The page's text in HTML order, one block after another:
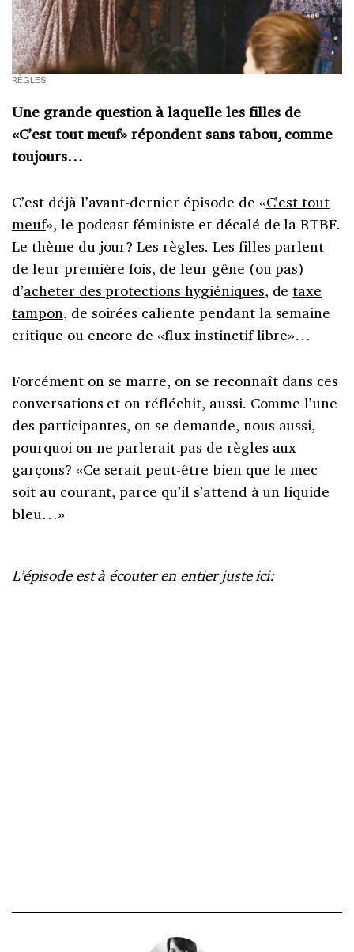
RÈGLES
Une grande question à laquelle les filles de
«C’est tout meuf» répondent sans tabou, comme
toujours…
C’est déjà l’avant-dernier épisode de «C’est tout
meuf», le podcast féministe et décalé de la RTBF.
Le thème du jour? Les règles. Les filles parlent
de leur première fois, de leur gêne (ou pas)
d’acheter des protections hygiéniques, detaxe
tampon, de soirées caliente pendant la semaine
critique ou encore de «flux instinctif libre»…
Forcément on se marre, on se reconnaît dans ces
conversations et on réfléchit, aussi. Comme l’une
des participantes, on se demande, nous aussi,
pourquoi on ne parlerait pas de règles aux
garçons? «Ce serait peut-être bien que le mec
soit au courant, parce qu’il s’attend à un liquide
bleu…»
L’épisode est à écouter en entier juste ici: